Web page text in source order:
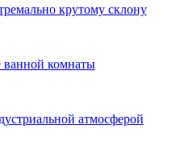
крутому склону
ванной комнаты
атмосферой